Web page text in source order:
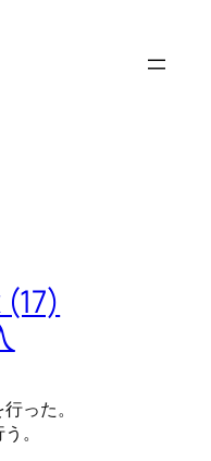
った。
。